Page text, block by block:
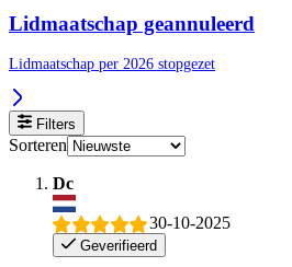
Lidmaatschap geannuleerd
Lidmaatschap per 2026 stopgezet
Filters
Sorteren
Dc
30-10-2025
Geverifieerd